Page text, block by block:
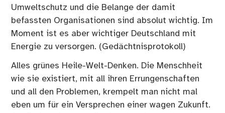
Umweltschutz und die Belange der damit
befassten Organisationen sind absolut wichtig. Im
Moment ist es aber wichtiger Deutschland mit
Energie zu versorgen. (Gedächtnisprotokoll)
Alles grünes Heile-Welt-Denken. Die Menschheit
wie sie existiert, mit all ihren Errungenschaften
und all den Problemen, krempelt man nicht mal
eben um für ein Versprechen einer wagen Zukunft.